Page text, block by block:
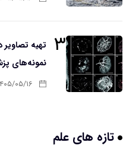
۳
تهیه تصاویر
نمونه‌های
۱۴۰۵/۰۵/۱۶
تازه های علم